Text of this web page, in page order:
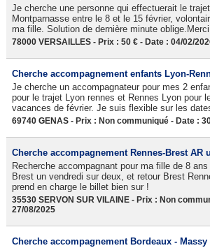
Je cherche une personne qui effectuerait le
Montparnasse entre le 8 et le 15 février,
ma fille. Solution de dernière minute oblige.Merci
78000 VERSAILLES - Prix : 50 € - Date : 04/02/
Cherche accompagnement enfants Lyon-
Je cherche un accompagnateur pour mes 2
pour le trajet Lyon rennes et Rennes Lyon pour
vacances de février. Je suis flexible sur les
69740 GENAS - Prix : Non communiqué - Date :
Cherche accompagnement Rennes-Brest AR
Recherche accompagnant pour ma fille de 8
Brest un vendredi sur deux, et retour Brest
prend en charge le billet bien sur !
35530 SERVON SUR VILAINE - Prix : Non
27/08/2025
Cherche accompagnement Bordeaux - Massy